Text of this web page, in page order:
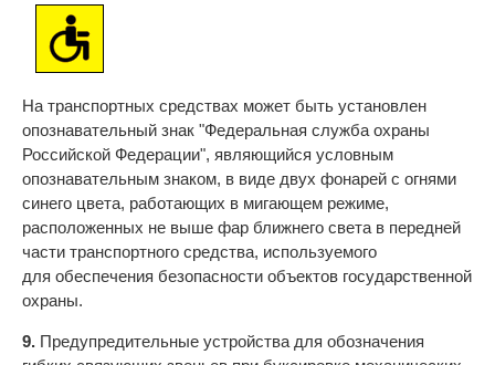
На транспортных средствах может быть установлен
опознавательный знак "Федеральная служба охраны
Российской Федерации", являющийся условным
опознавательным знаком, в виде двух фонарей с огнями
синего цвета, работающих в мигающем режиме,
расположенных не выше фар ближнего света в передней
части транспортного средства, используемого
для обеспечения безопасности объектов государственной
охраны.
9. Предупредительные устройства для обозначения